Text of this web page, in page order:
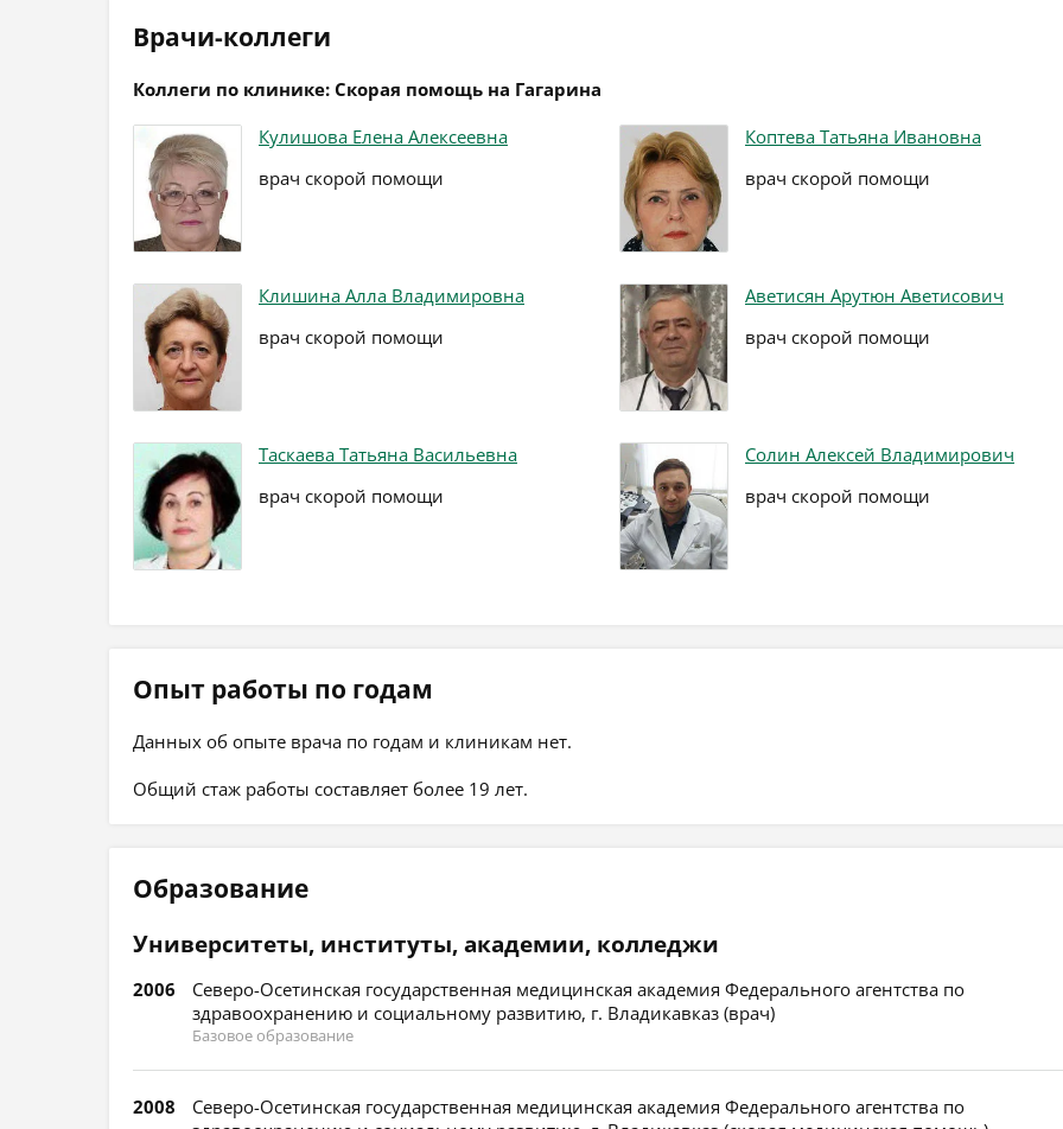
Врачи-коллеги
Коллеги по клинике: Скорая помощь на Гагарина
Кулишова Елена Алексеевна
врач скорой помощи
Коптева Татьяна Ивановна
врач скорой помощи
Клишина Алла Владимировна
врач скорой помощи
Аветисян Арутюн Аветисович
врач скорой помощи
Таскаева Татьяна Васильевна
врач скорой помощи
Солин Алексей Владимирович
врач скорой помощи
Опыт работы по годам
Данных об опыте врача по годам и клиникам нет.
Общий стаж работы составляет более 19 лет.
Образование
Университеты, институты, академии, колледжи
2006
Северо-Осетинская государственная медицинская академия Федерального агентства по
здравоохранению и социальному развитию, г. Владикавказ (врач)
Базовое образование
2008
Северо-Осетинская государственная медицинская академия Федерального агентства по